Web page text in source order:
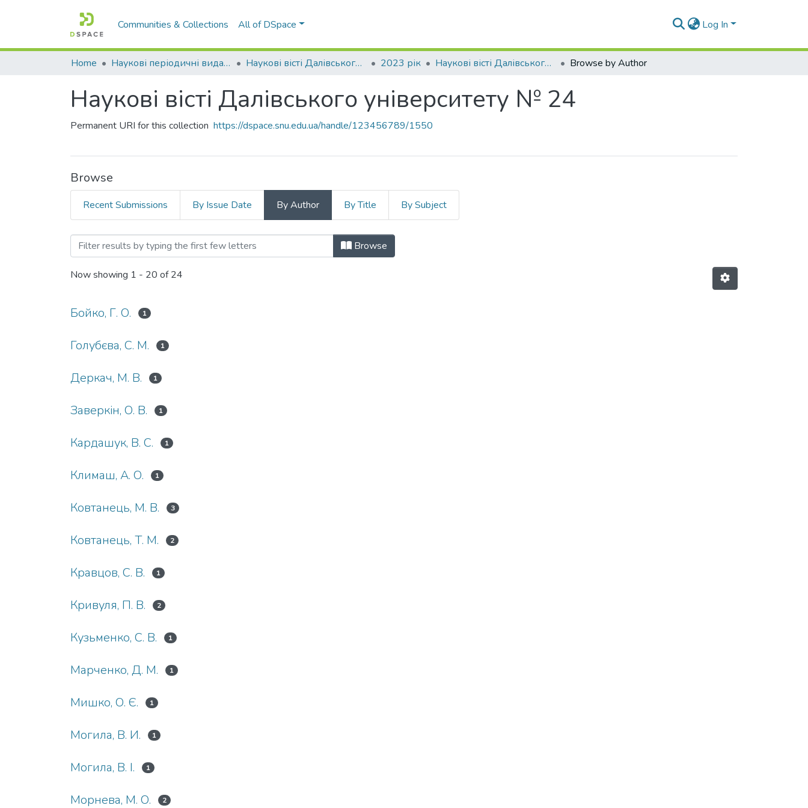
Communities & Collections All of DSpace Log In
Home Наукові періодичні видання СНУ ім. В. Даля Наукові вісті Далівського університету 2023 рік Наукові вісті Далівського університету № 24 Browse by Author
Наукові вісті Далівського університету № 24
Permanent URI for this collection https://dspace.snu.edu.ua/handle/123456789/1550
Browse
Recent Submissions By Issue Date By Author By Title By Subject
Browsing Наукові вісті Далівського університету № 24 by Author
Browse
Now showing 1 - 20 of 24
Бойко, Г. О. 1
Голубєва, С. М. 1
Деркач, М. В. 1
Заверкін, О. В. 1
Кардашук, В. С. 1
Климаш, А. О. 1
Ковтанець, М. В. 3
Ковтанець, Т. М. 2
Кравцов, С. В. 1
Кривуля, П. В. 2
Кузьменко, С. В. 1
Марченко, Д. М. 1
Мишко, О. Є. 1
Могила, В. И. 1
Могила, В. І. 1
Морнева, М. О. 2